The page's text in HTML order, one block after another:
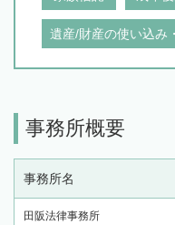
遺産/財産の使い込み
事務所概要
事務所名
田阪法律事務所